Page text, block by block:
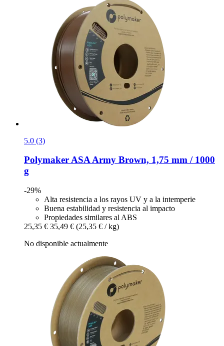
5.0 (3)
PolymakerASA Army Brown, 1,75 mm / 1000
g
-29%
Alta resistencia a los rayos UV y a la intemperie
Buena estabilidad y resistencia al impacto
Propiedades similares al ABS
25,35 € 35,49 € (25,35 € / kg)
No disponible actualmente